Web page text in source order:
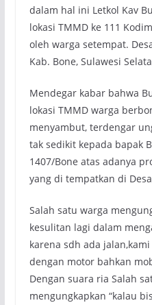
dalam hal ini Letkol Kav
lokasi TMMD ke 111
oleh warga setempat.
Kab. Bone, Sulawesi
Mendegar kabar bahwa
lokasi TMMD warga
menyambut, terdengar
tak sedikit kepada bapak
1407/Bone atas adanya
yang di tempatkan di
Salah satu warga
kesulitan lagi dalam
karena sdh ada
dengan motor bahkan
Dengan suara ria Salah
mengungkapkan “kalau